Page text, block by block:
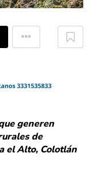
generen
de
el Alto, Colotlán